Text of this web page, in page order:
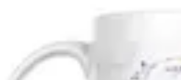
Dégustation Liqueurs